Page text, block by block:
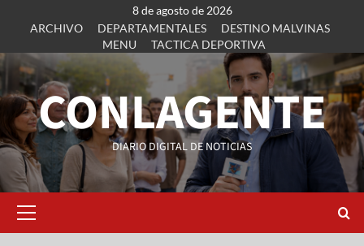
8 de agosto de 2026
ARCHIVO
DEPARTAMENTALES
DESTINO MALVINAS
MENU
TACTICA DEPORTIVA
CONLAGENTE
DIARIO DIGITAL DE NOTICIAS